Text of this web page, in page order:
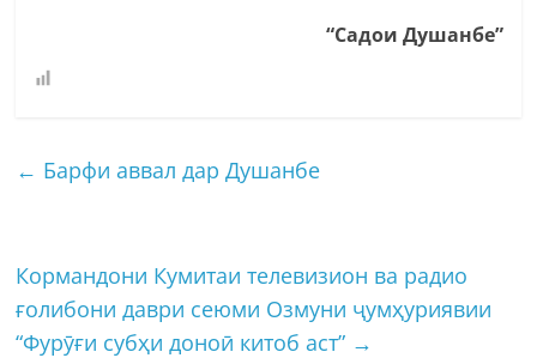
“Садои Душанбе”
← Барфи аввал дар Душанбе
Кормандони Кумитаи телевизион ва радио
ғолибони даври сеюми Озмуни ҷумҳуриявии
“Фурӯғи субҳи доноӣ китоб аст” →